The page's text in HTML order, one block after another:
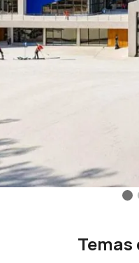
Temas